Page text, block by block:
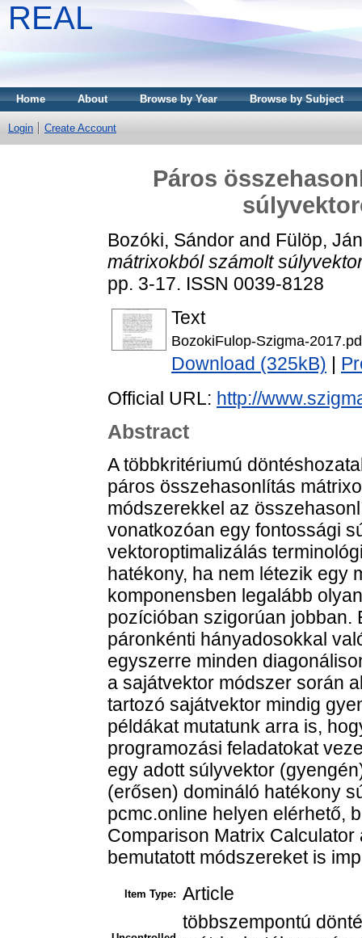
REAL
Home About Browse by Year Browse by Subject
Login Create Account
Páros
Bozóki, Sándor and Fülöp,
mátrixokból számolt
pp. 3-17. ISSN 0039-8128
Text
BozokiFulop-Szigma-
Download (325kB)
Official URL: http://
Abstract
A többkritériumú
páros összehasonlítás
módszerekkel az
vonatkozóan egy fontossági
vektoroptimalizálás
hatékony, ha nem létezik egy
komponensben legalább
pozícióban szigorúan jobban.
páronkénti hányadosokkal
egyszerre minden
a sajátvektor módszer során
tartozó sajátvektor mindig
példákat mutatunk arra is,
programozási feladatokat
egy adott súlyvektor
(erősen) domináló hatékony
pcmc.online helyen elérhető,
Comparison Matrix
bemutatott módszereket is
Item Type: Article
többszempontú